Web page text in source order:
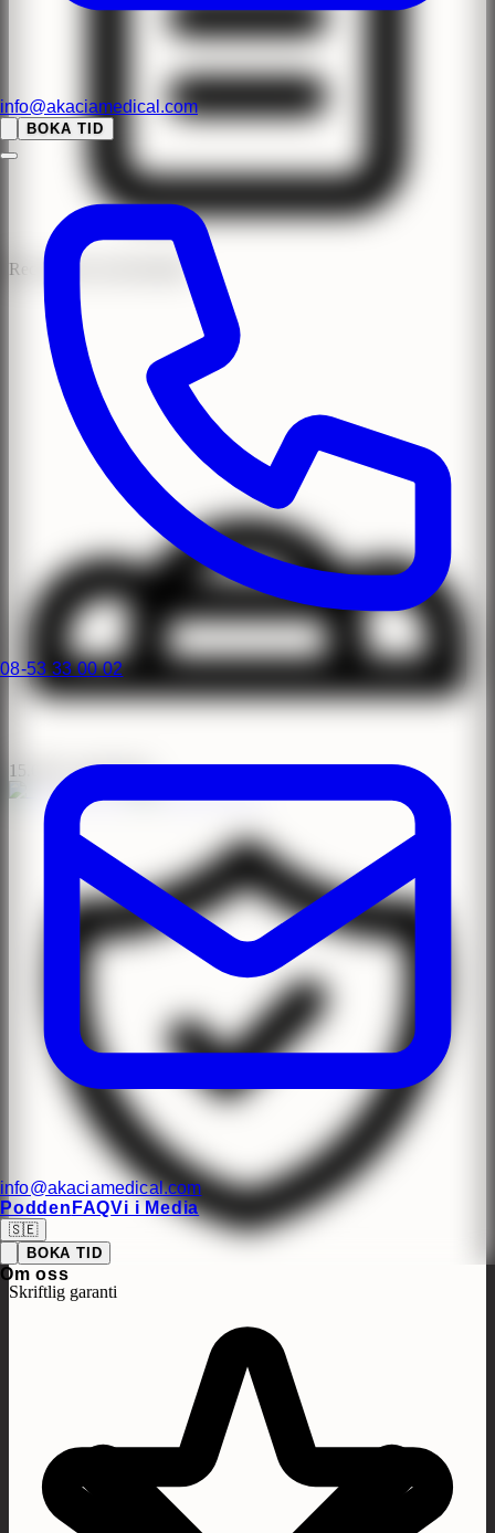
info@akaciamedical.com
BOKA TID
08-53 33 00 02
info@akaciamedical.com
Podden FAQVi i Media
🇸🇪
BOKA TID
Om oss
Recensioner med BankID
15.000+ operationer
Skriftlig garanti